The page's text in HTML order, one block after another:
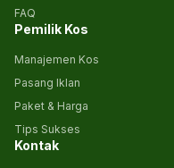
FAQ
Pemilik Kos
Manajemen Kos
Pasang Iklan
Paket & Harga
Tips Sukses
Kontak